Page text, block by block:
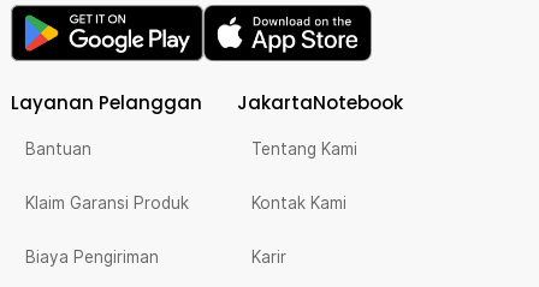
Layanan Pelanggan
Bantuan
Klaim Garansi Produk
Biaya Pengiriman
JakartaNotebook
Tentang Kami
Kontak Kami
Karir